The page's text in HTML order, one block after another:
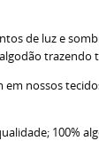
de luz e
trazendo
nossos
100%